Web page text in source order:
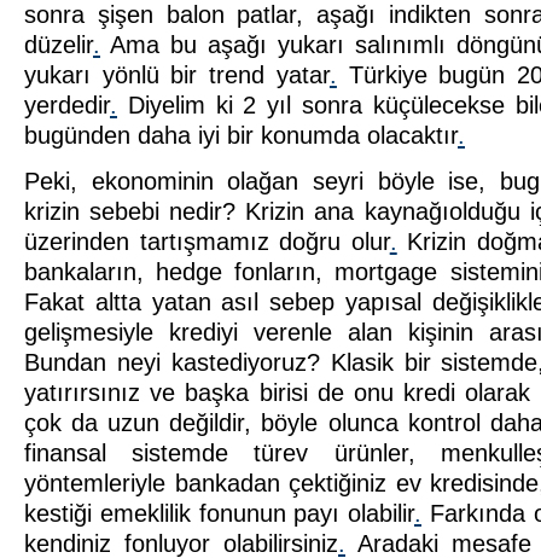
sonra şişen balon patlar, aşağı indikten
düzelir. Ama bu aşağı yukarı salınımlı
yukarı yönlü bir trend yatar. Türkiye bugün
yerdedir. Diyelim ki 2 yıl sonra küçülecekse
bugünden daha iyi bir konumda olacaktır.
Peki, ekonominin olağan seyri böyle ise,
krizin sebebi nedir? Krizin ana kaynağıolduğu
üzerinden tartışmamız doğru olur. Krizin
bankaların, hedge fonların, mortgage
Fakat altta yatan asıl sebep yapısal
gelişmesiyle krediyi verenle alan kişinin
Bundan neyi kastediyoruz? Klasik bir
yatırırsınız ve başka birisi de onu kredi olarak
çok da uzun değildir, böyle olunca kontrol daha
finansal sistemde türev ürünler,
yöntemleriyle bankadan çektiğiniz ev
kestiği emeklilik fonunun payı olabilir. Farkında
kendiniz fonluyor olabilirsiniz. Aradaki mesafe